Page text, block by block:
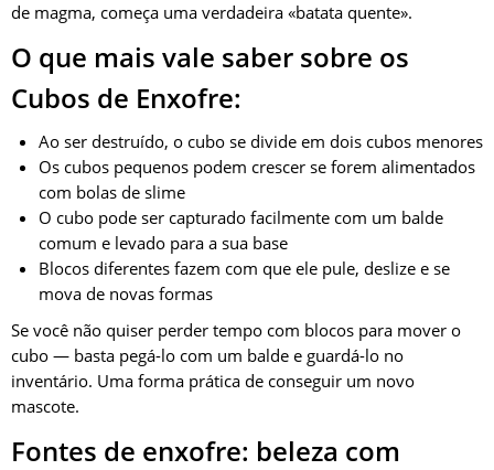
de magma, começa uma verdadeira «batata quente».
O que mais vale saber sobre os
Cubos de Enxofre:
Ao ser destruído, o cubo se divide em dois cubos menores
Os cubos pequenos podem crescer se forem alimentados
com bolas de slime
O cubo pode ser capturado facilmente com um balde
comum e levado para a sua base
Blocos diferentes fazem com que ele pule, deslize e se
mova de novas formas
Se você não quiser perder tempo com blocos para mover o
cubo — basta pegá-lo com um balde e guardá-lo no
inventário. Uma forma prática de conseguir um novo
mascote.
Fontes de enxofre: beleza com